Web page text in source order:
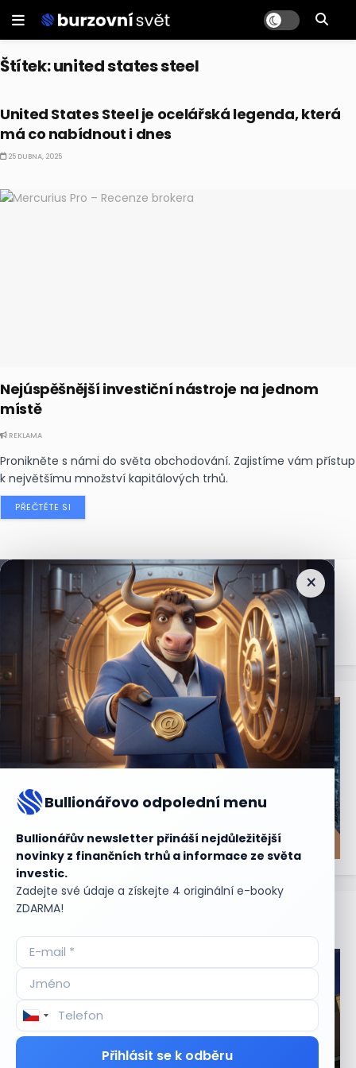
Štítek:united states steel
United States Steel je ocelářská legenda, která
má co nabídnout i dnes
25 DUBNA, 2025
Nejúspěšnější investiční nástroje na jednom
místě
REKLAMA
Pronikněte s námi do světa obchodování. Zajistíme vám přístup
k největšímu množství kapitálových trhů.
PŘEČTĚTE SI
×
Bullionářovo odpolední menu
Bullionářův newsletter přináší nejdůležitější
novinky z finančních trhů a informace ze světa
investic.
Zadejte své údaje a získejte 4 originální e-booky
ZDARMA!
Přihlásit se k odběru
Nejčtenějšízprávy
Aktuální